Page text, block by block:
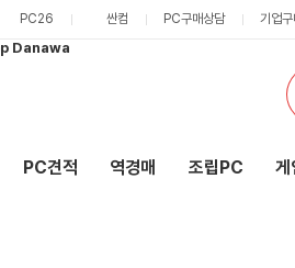
PC26 싼컴 PC구매상담 기업
PC견적 역경매 조립PC 게